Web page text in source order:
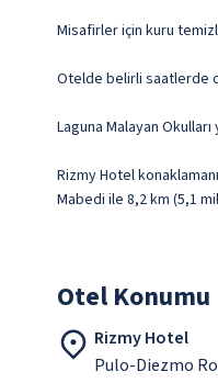
Misafirler için kuru
Otelde belirli saatlerde
Laguna Malayan Okulları
Rizmy Hotel
Mabedi ile 8,2 km (5,1
Otel Konumu
Rizmy Hotel
Pulo-Diezmo